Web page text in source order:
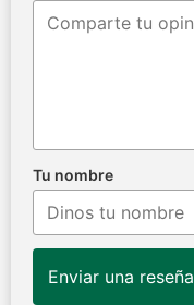
Tu nombre
Enviar una reseña